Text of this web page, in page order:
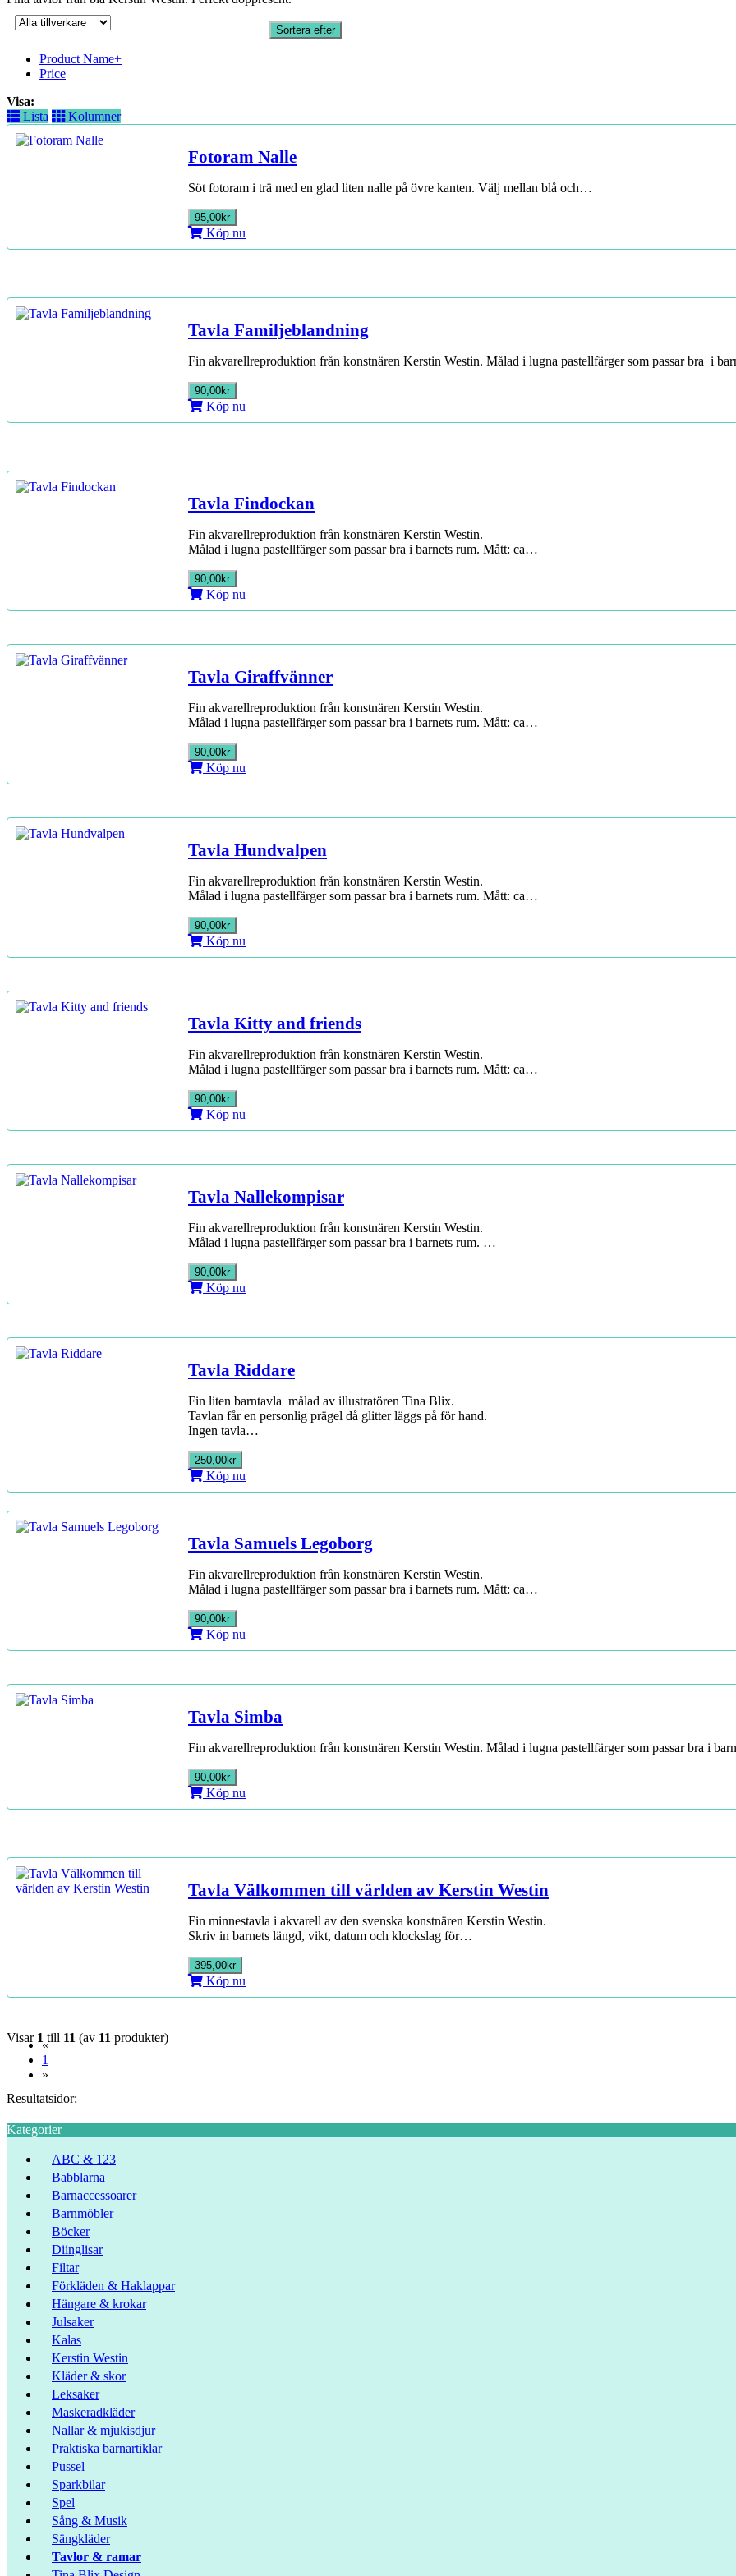
Sortera efter
Product Name+
Price
Visa:
Lista
Kolumner
Fotoram Nalle
Söt fotoram i trä med en glad liten nalle på övre kanten. Välj mellan blå och…
95,00kr
Köp nu
Tavla Familjeblandning
Fin akvarellreproduktion från konstnären Kerstin Westin. Målad i lugna pastellfärger som passar bra i
90,00kr
Köp nu
Tavla Findockan
Fin akvarellreproduktion från konstnären Kerstin Westin.
Målad i lugna pastellfärger som passar bra i barnets rum. Mått: ca…
90,00kr
Köp nu
Tavla Giraffvänner
Fin akvarellreproduktion från konstnären Kerstin Westin.
Målad i lugna pastellfärger som passar bra i barnets rum. Mått: ca…
90,00kr
Köp nu
Tavla Hundvalpen
Fin akvarellreproduktion från konstnären Kerstin Westin.
Målad i lugna pastellfärger som passar bra i barnets rum. Mått: ca…
90,00kr
Köp nu
Tavla Kitty and friends
Fin akvarellreproduktion från konstnären Kerstin Westin.
Målad i lugna pastellfärger som passar bra i barnets rum. Mått: ca…
90,00kr
Köp nu
Tavla Nallekompisar
Fin akvarellreproduktion från konstnären Kerstin Westin.
Målad i lugna pastellfärger som passar bra i barnets rum. …
90,00kr
Köp nu
Tavla Riddare
Fin liten barntavla målad av illustratören Tina Blix.
Tavlan får en personlig prägel då glitter läggs på för hand.
Ingen tavla…
250,00kr
Köp nu
Tavla Samuels Legoborg
Fin akvarellreproduktion från konstnären Kerstin Westin.
Målad i lugna pastellfärger som passar bra i barnets rum. Mått: ca…
90,00kr
Köp nu
Tavla Simba
Fin akvarellreproduktion från konstnären Kerstin Westin. Målad i lugna pastellfärger som passar bra i
90,00kr
Köp nu
Tavla Välkommen till världen av Kerstin Westin
Fin minnestavla i akvarell av den svenska konstnären Kerstin Westin.
Skriv in barnets längd, vikt, datum och klockslag för…
395,00kr
Köp nu
Visar 1 till 11 (av 11 produkter)
«
1
»
Resultatsidor:
Kategorier
ABC & 123
Babblarna
Barnaccessoarer
Barnmöbler
Böcker
Diinglisar
Filtar
Förkläden & Haklappar
Hängare & krokar
Julsaker
Kalas
Kerstin Westin
Kläder & skor
Leksaker
Maskeradkläder
Nallar & mjukisdjur
Praktiska barnartiklar
Pussel
Sparkbilar
Spel
Sång & Musik
Sängkläder
Tavlor & ramar